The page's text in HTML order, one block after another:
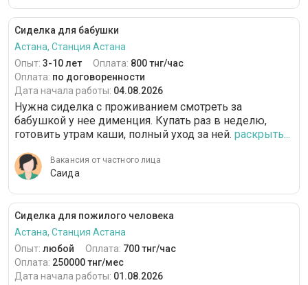
Сиделка для бабушки
Астана, Станция Астана
Опыт: 3-10 лет Оплата: 800 тнг/час
Оплата: по договоренности
Дата начала работы: 04.08.2026
Нужна сиделка с проживанием смотреть за
бабушкой у нее дименция. Купать раз в неделю,
готовить утрам каши, полный уход за ней. раскрыть...
Вакансия от частного лица
Саида
Сиделка для пожилого человека
Астана, Станция Астана
Опыт: любой Оплата: 700 тнг/час
Оплата: 250000 тнг/мес
Дата начала работы: 01.08.2026